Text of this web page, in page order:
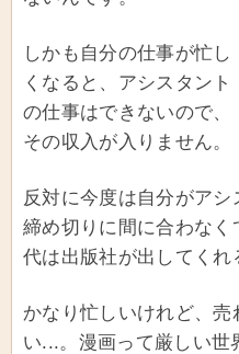
しかも自分の仕事が忙し
くなると、アシスタント
の仕事はできないので、
その収入が入りません。
反対に今度は自分がアシ
締め切りに間に合わなく
代は出版社が出してくれ
かなり忙しいけれど、
い...。漫画って厳しい世